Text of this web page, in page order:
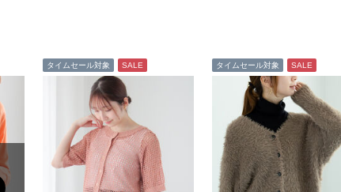
タイムセール対象 SALE タイムセール対象 SALE